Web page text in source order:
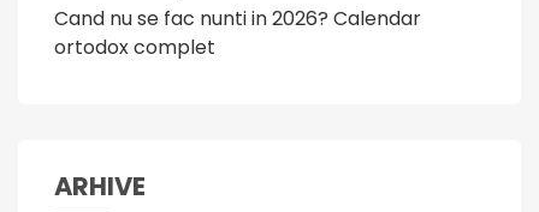
Cand nu se fac nunti in 2026? Calendar
ortodox complet
ARHIVE